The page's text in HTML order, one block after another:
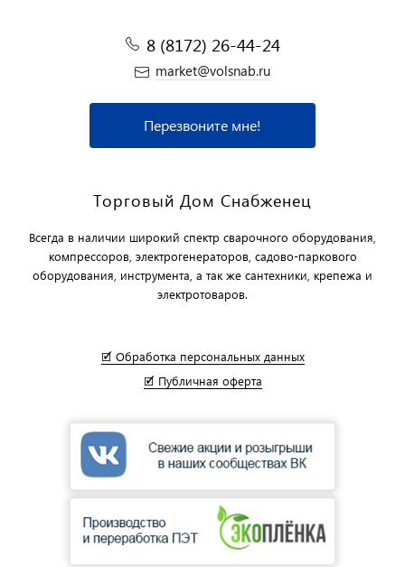
8 (8172) 26-44-24
market@volsnab.ru
Перезвоните мне!
Торговый Дом Снабженец
Всегда в наличии широкий спектр сварочного оборудования,
компрессоров, электрогенераторов, садово-паркового
оборудования, инструмента, а так же сантехники, крепежа и
электротоваров.
🗹 Обработка персональных данных
🗹 Публичная оферта